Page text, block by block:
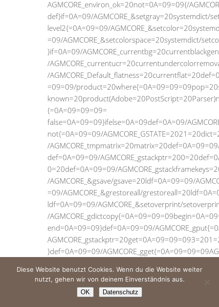
Diese Website benutzt Cookies. Wenn du die Website weiter
nutzt, gehen wir von deinem Einverständnis aus.
OK Datenschutz